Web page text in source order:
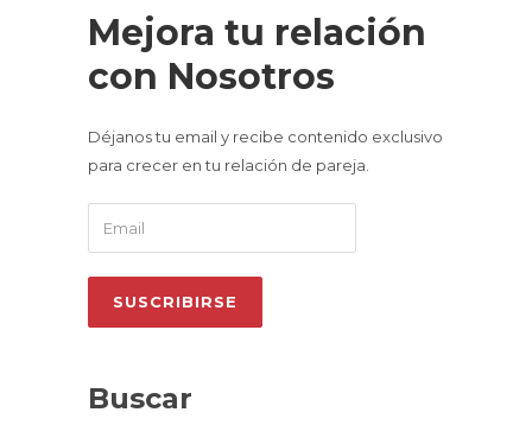
Mejora tu relación
con Nosotros
Déjanos tu email y recibe contenido exclusivo
para crecer en tu relación de pareja.
Buscar